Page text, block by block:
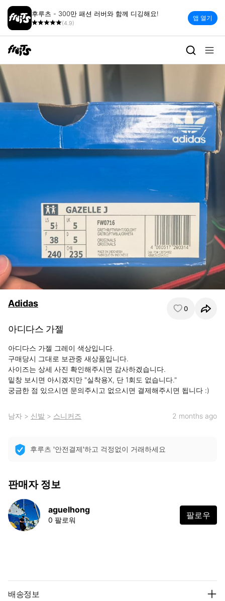
후루츠 - 300만 패션 러버와 함께 디깅해요!
(4.9)
앱 열기
Adidas 0
아디다스 가젤
아디다스 가젤 그레이 색상입니다.
구매당시 그대로 보관중 새상품입니다.
사이즈는 상세 사진 확인해주시면 감사하겠습니다.
밑창 보시면 아시겠지만 "실착용X, 단 1회도 없습니다."
궁금한 점 있으시면 문의주시고 없으시면 결제해주시면 됩니다 :)
남자 > 신발 > 스니커즈 2 months ago
후루츠 '안전결제'하고 걱정없이 거래하세요
판매자 정보
aguelhong
0 팔로워 팔로우
배송정보